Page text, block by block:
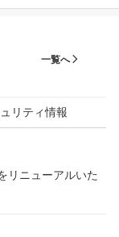
一覧へ
リティ情報
リニューアルいた